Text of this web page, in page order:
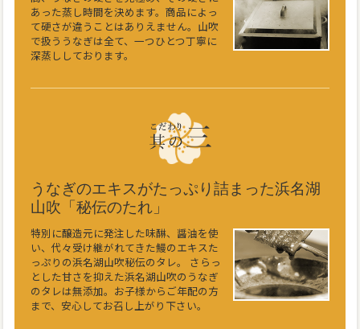
あった蒸し時間を決めます。商品によっ
て硬さが違うことはありえません。山吹
で扱ううなぎは全て、一つひとつ丁寧に
深蒸ししております。
うなぎのエキスがたっぷり詰まった浜名湖
山吹「秘伝のたれ」
特別に醸造元に発注した味醂、醤油を使
い、代々受け継がれてきた鰻のエキスた
っぷりの浜名湖山吹秘伝のタレ。 さらっ
とした甘さを抑えた浜名湖山吹のうなぎ
のタレは無添加。お子様からご年配の方
まで、安心してお召し上がり下さい。